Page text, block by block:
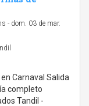
- dom. 03 de mar.
en Carnaval Salida
completo
Tandil -